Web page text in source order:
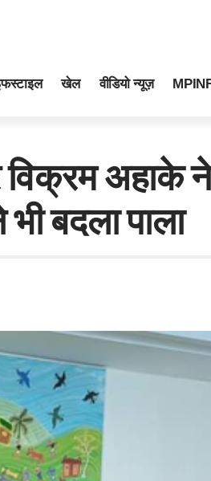
खेल वीडियो न्यूज़
अहाके
बदला पाला